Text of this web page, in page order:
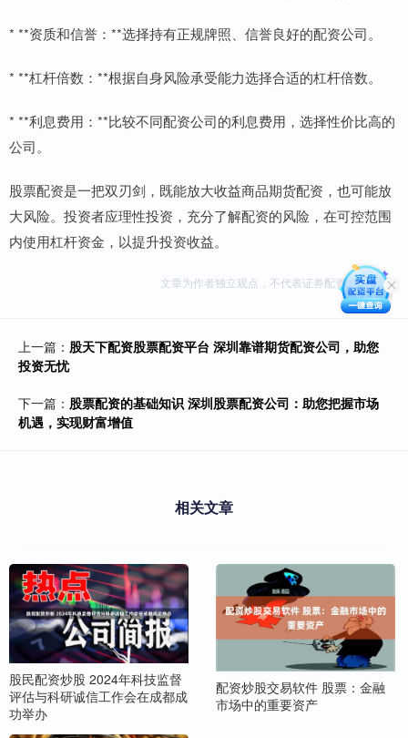
* **资质和信誉：**选择持有正规牌照、信誉良好的配资公司。
* **杠杆倍数：**根据自身风险承受能力选择合适的杠杆倍数。
* **利息费用：**比较不同配资公司的利息费用，选择性价比高的
公司。
股票配资是一把双刃剑，既能放大收益商品期货配资，也可能放
大风险。投资者应理性投资，充分了解配资的风险，在可控范围
内使用杠杆资金，以提升投资收益。
文章为作者独立观点，不代表证券配资开户观点
上一篇： 股天下配资股票配资平台 深圳靠谱期货配资公司，助您
投资无忧
下一篇： 股票配资的基础知识 深圳股票配资公司：助您把握市场
机遇，实现财富增值
相关文章
股民配资炒股 2024年科技监督
评估与科研诚信工作会在成都成
功举办
配资炒股交易软件 股票：金融
市场中的重要资产